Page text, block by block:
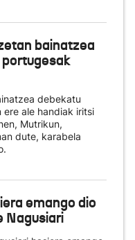
bainatzea
debekatu
ale handiak iritsi
Mutrikun,
dute, karabela
emango dio
Nagusiari